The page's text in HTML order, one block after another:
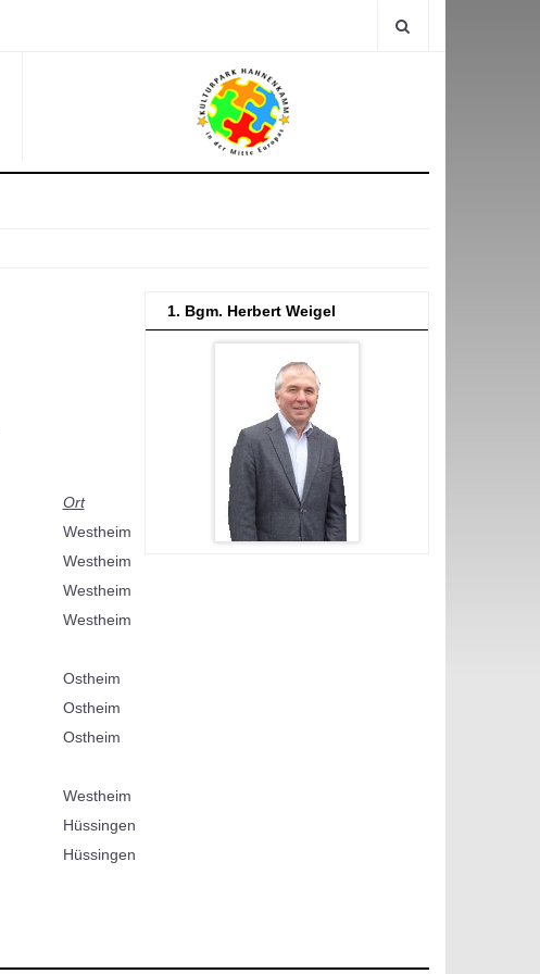
Ort
Westheim
Westheim
Westheim
Westheim
Ostheim
Ostheim
Ostheim
Westheim
Hüssingen
Hüssingen
1. Bgm. Herbert Weigel